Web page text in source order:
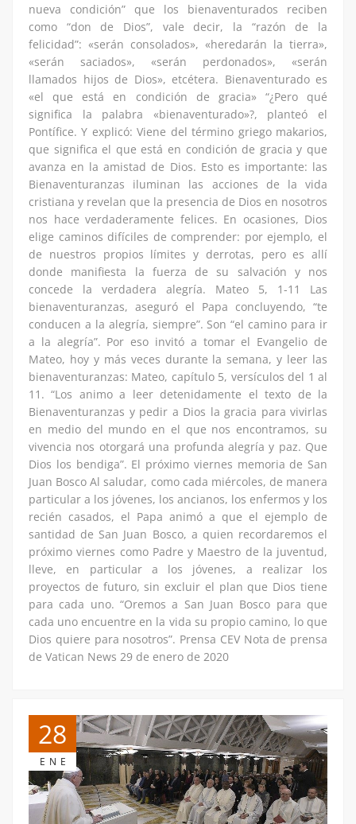
nueva condición” que los bienaventurados reciben
como “don de Dios”, vale decir, la “razón de la
felicidad”: «serán consolados», «heredarán la tierra»,
«serán saciados», «serán perdonados», «serán
llamados hijos de Dios», etcétera. Bienaventurado es
«el que está en condición de gracia» “¿Pero qué
significa la palabra «bienaventurado»?, planteó el
Pontífice. Y explicó: Viene del término griego makarios,
que significa el que está en condición de gracia y que
avanza en la amistad de Dios. Esto es importante: las
Bienaventuranzas iluminan las acciones de la vida
cristiana y revelan que la presencia de Dios en nosotros
nos hace verdaderamente felices. En ocasiones, Dios
elige caminos difíciles de comprender: por ejemplo, el
de nuestros propios límites y derrotas, pero es allí
donde manifiesta la fuerza de su salvación y nos
concede la verdadera alegría. Mateo 5, 1-11 Las
bienaventuranzas, aseguró el Papa concluyendo, “te
conducen a la alegría, siempre”. Son “el camino para ir
a la alegría”. Por eso invitó a tomar el Evangelio de
Mateo, hoy y más veces durante la semana, y leer las
bienaventuranzas: Mateo, capítulo 5, versículos del 1 al
11. “Los animo a leer detenidamente el texto de la
Bienaventuranzas y pedir a Dios la gracia para vivirlas
en medio del mundo en el que nos encontramos, su
vivencia nos otorgará una profunda alegría y paz. Que
Dios los bendiga”. El próximo viernes memoria de San
Juan Bosco Al saludar, como cada miércoles, de manera
particular a los jóvenes, los ancianos, los enfermos y los
recién casados, el Papa animó a que el ejemplo de
santidad de San Juan Bosco, a quien recordaremos el
próximo viernes como Padre y Maestro de la juventud,
lleve, en particular a los jóvenes, a realizar los
proyectos de futuro, sin excluir el plan que Dios tiene
para cada uno. “Oremos a San Juan Bosco para que
cada uno encuentre en la vida su propio camino, lo que
Dios quiere para nosotros”. Prensa CEV Nota de prensa
de Vatican News 29 de enero de 2020
28
ENE